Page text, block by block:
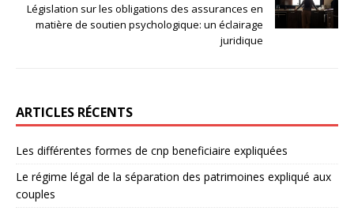
Législation sur les obligations des assurances en
matière de soutien psychologique: un éclairage
juridique
ARTICLES RÉCENTS
Les différentes formes de cnp beneficiaire expliquées
Le régime légal de la séparation des patrimoines expliqué aux
couples